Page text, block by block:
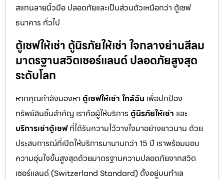
สแกนลายนิ้วมือ ปลอดภัยและเป็นส่วนตัวเหนือกว่า ตู้เซฟ
ธนาคาร ทั่วไป
ตู้เซฟให้เช่า ตู้นิรภัยให้เช่า ใจกลางย่านสีลม
มาตรฐานสวิตเซอร์แลนด์ ปลอดภัยสูงสุด
ระดับโลก
หากคุณกำลังมองหา ตู้เซฟให้เช่า ใกล้ฉัน เพื่อปกป้อง
ทรัพย์สินชิ้นสำคัญ เราคือผู้ให้บริการ ตู้นิรภัยให้เช่า และ
บริการเช่าตู้เซฟที่ได้รับความไว้วางใจมาอย่างยาวนาน ด้วย
ประสบการณ์ที่เปิดให้บริการมานานกว่า 15 ปี เราพร้อมมอบ
ความอุ่นใจขั้นสูงสุดด้วยมาตรฐานความปลอดภัยจากสวิต
เซอร์แลนด์ (Switzerland Standard) ตั้งอยู่บนทำเล